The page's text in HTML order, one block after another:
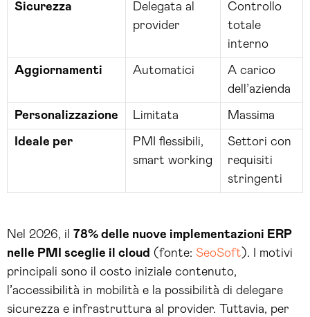
Sicurezza
Delegata al
provider
Controllo
totale
interno
Aggiornamenti Automatici
A carico
dell’azienda
Personalizzazione Limitata Massima
Ideale per
PMI flessibili,
smart working
Settori con
requisiti
stringenti
Nel 2026, il 78% delle nuove implementazioni ERP
nelle PMI sceglie il cloud (fonte: SeoSoft ). I motivi
principali sono il costo iniziale contenuto,
l’accessibilità in mobilità e la possibilità di delegare
sicurezza e infrastruttura al provider. Tuttavia, per